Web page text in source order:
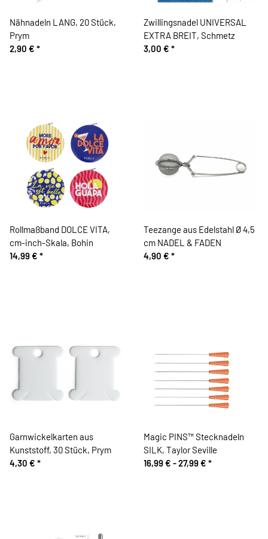
Nähnadeln LANG, 20 Stück,
Prym
2,90 € *
Zwillingsnadel UNIVERSAL
EXTRA BREIT, Schmetz
3,00 € *
Rollmaßband DOLCE VITA,
cm-inch-Skala, Bohin
14,99 € *
Teezange aus Edelstahl Ø 4,5
cm NADEL & FADEN
4,90 € *
Garnwickelkarten aus
Kunststoff, 30 Stück, Prym
4,30 € *
Magic PINS™ Stecknadeln
SILK, Taylor Seville
16,99 € -27,99 € *